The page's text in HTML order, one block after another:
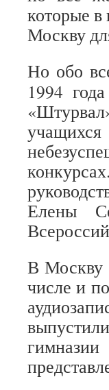
которые
Москву
Но обо
1994
Елены
В Москву
числе и